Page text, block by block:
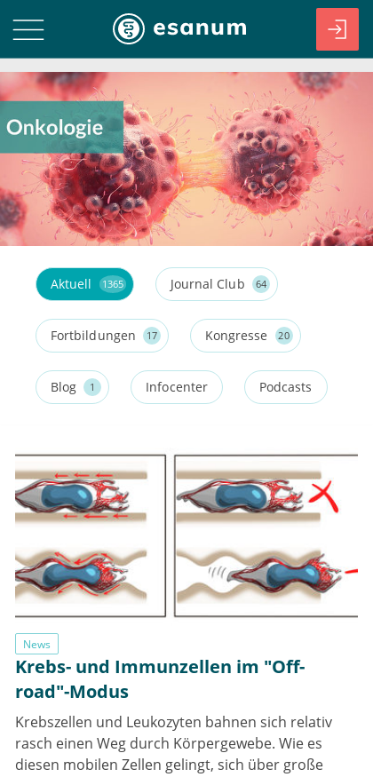
Aktuell 1365 Journal Club 64
Fortbildungen 17 Kongresse 20
Blog 1 Infocenter Podcasts
News
Krebs- und Immunzellen im "Off-
road"-Modus
Krebszellen und Leukozyten bahnen sich relativ
rasch einen Weg durch Körpergewebe. Wie es
diesen mobilen Zellen gelingt, sich über große